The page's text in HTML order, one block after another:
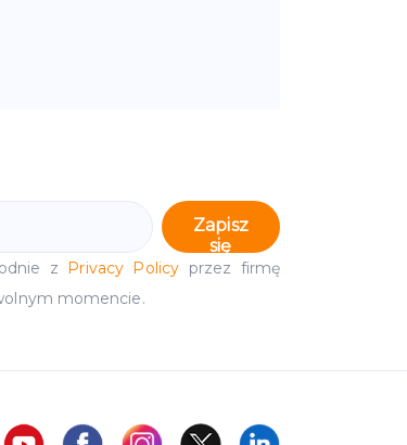
Zapisz
się
z Privacy Policy przez firmę
momencie.